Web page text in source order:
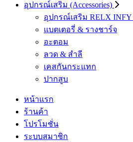
อุปกรณ์เสริม (Accessories)
อุปกรณ์เสริม RELX INFY
แบตเตอรี่ & รางชาร์จ
อะตอม
ลวด ​& สำลี
เคสกันกระแทก
ปากสูบ
หน้าแรก
ร้านค้า
โปรโมชั่น
ระบบสมาชิก